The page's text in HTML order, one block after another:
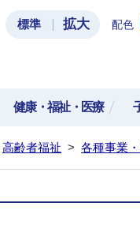
土浦市公式ホーム
標準 拡大 配色
健康・福祉・医療
高齢者福祉 > 各種事業